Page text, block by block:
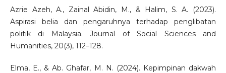
Azrie Azeh, A., Zainal Abidin, M., & Halim, S. A. (2023).
Aspirasi belia dan pengaruhnya terhadap penglibatan
politik di Malaysia. Journal of Social Sciences and
Humanities, 20(3), 112–128.
Elma, E., & Ab. Ghafar, M. N. (2024). Kepimpinan dakwah